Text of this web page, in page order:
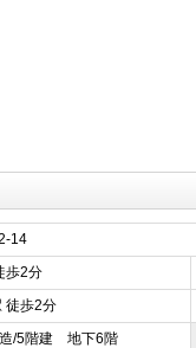
14
歩2分
徒歩2分
/5階建 地下6階